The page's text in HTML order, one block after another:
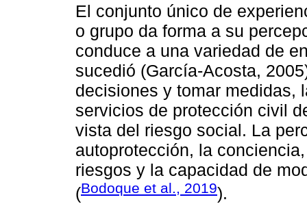
El conjunto único de
o grupo da forma a su
conduce a una variedad de
sucedió (García-Acosta,
decisiones y tomar medidas,
servicios de protección civil
vista del riesgo social. La
autoprotección, la
riesgos y la capacidad de
(Bodoque et al., 2019).